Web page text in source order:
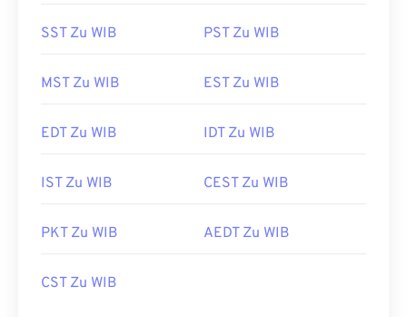
SST Zu WIB PST Zu WIB
MST Zu WIB EST Zu WIB
EDT Zu WIB IDT Zu WIB
IST Zu WIB CEST Zu WIB
PKT Zu WIB AEDT Zu WIB
CST Zu WIB